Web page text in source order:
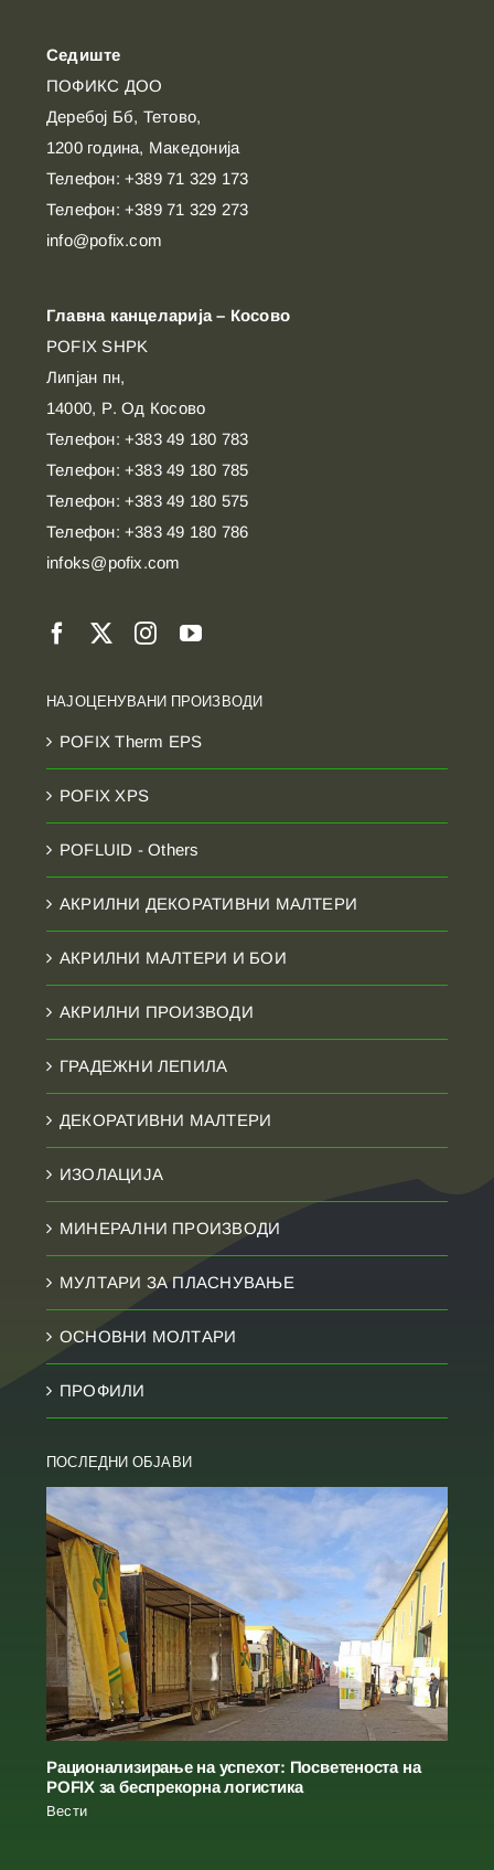
Седиште
ПОФИКС ДОО
Деребој Бб, Тетово,
1200 година, Македонија
Телефон: +389 71 329 173
Телефон: +389 71 329 273
info@pofix.com
Главна канцеларија – Косово
POFIX SHPK
Липјан пн,
14000, Р. Од Косово
Телефон: +383 49 180 783
Телефон: +383 49 180 785
Телефон: +383 49 180 575
Телефон: +383 49 180 786
infoks@pofix.com
НАЈОЦЕНУВАНИ ПРОИЗВОДИ
POFIX Therm EPS
POFIX XPS
POFLUID - Others
АКРИЛНИ ДЕКОРАТИВНИ МАЛТЕРИ
АКРИЛНИ МАЛТЕРИ И БОИ
АКРИЛНИ ПРОИЗВОДИ
ГРАДЕЖНИ ЛЕПИЛА
ДЕКОРАТИВНИ МАЛТЕРИ
ИЗОЛАЦИЈА
МИНЕРАЛНИ ПРОИЗВОДИ
МУЛТАРИ ЗА ПЛАСНУВАЊЕ
ОСНОВНИ МОЛТАРИ
ПРОФИЛИ
ПОСЛЕДНИ ОБЈАВИ
Рационализирање на успехот: Посветеноста на
POFIX за беспрекорна логистика
Вести